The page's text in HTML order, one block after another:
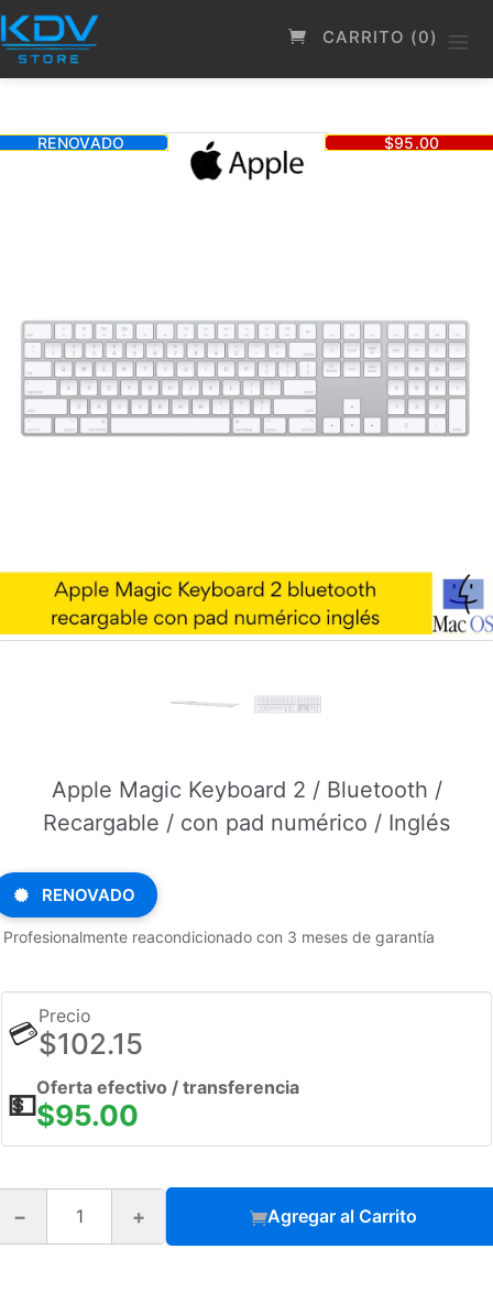
CARRITO (0)
RENOVADO $95.00
Apple Magic Keyboard 2 / Bluetooth /
Recargable / con pad numérico / Inglés
RENOVADO
Profesionalmente reacondicionado con 3 meses de garantía
💳
Precio
$102.15
💵
Oferta efectivo / transferencia
$95.00
− + Agregar al Carrito